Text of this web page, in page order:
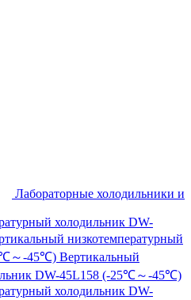
Лабораторные холодильники и
холодильник DW-
низкотемпературный
～-45℃) Вертикальный
DW-45L158 (-25℃～-45℃)
холодильник DW-